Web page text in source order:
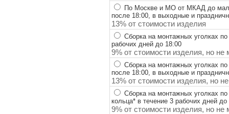
По Москве и МО от МКАД до
после 18:00, в выходные и
13% от стоимости изделия
Сборка на монтажных уголках
рабочих дней до 18:00
9% от стоимости изделия, но не
Сборка на монтажных уголках
после 18:00, в выходные и
13% от стоимости изделия, но
Сборка на монтажных уголках
кольца*в течение 3 рабочих дней до
9% от стоимости изделия, но не